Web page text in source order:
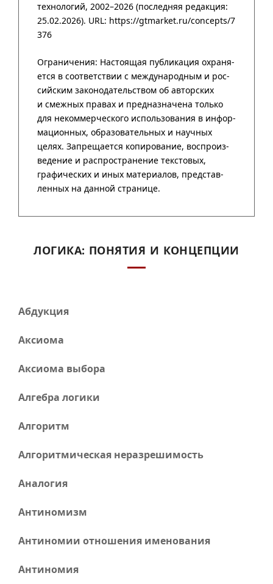
техно­логий, 2002–2026 (после­дняя редак­ция:
25.02.2026). URL: https://gtmarket.ru/concepts/7
376
ЛОГИКА: ПОНЯТИЯ И КОНЦЕПЦИИ
Абдукция
Аксиома
Аксиома выбора
Алгебра логики
Алгоритм
Алгоритмическая неразрешимость
Аналогия
Антиномизм
Антиномии отношения именования
Антиномия